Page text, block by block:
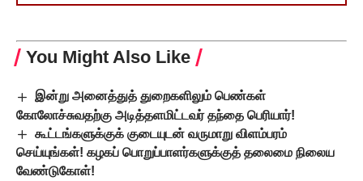
You Might Also Like
இன்று அனைத்துத் துறைகளிலும் பெண்கள்
கோலோச்சுவதற்கு அடித்தளமிட்டவர் தந்தை பெரியார்!
கூட்டங்களுக்குக் குடையுடன் வருமாறு விளம்பரம்
செய்யுங்கள்! கழகப் பொறுப்பாளர்களுக்குத் தலைமை நிலைய
வேண்டுகோள்!